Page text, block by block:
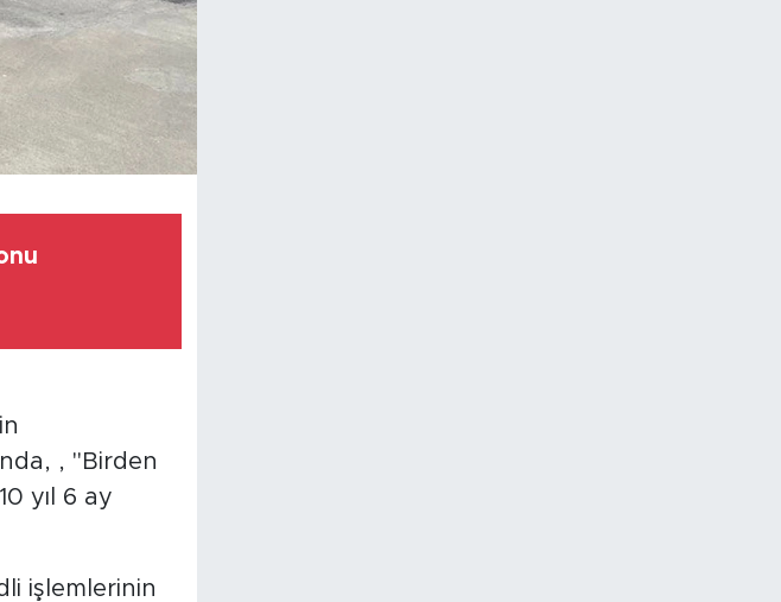
, "Birden
yıl 6 ay
işlemlerinin